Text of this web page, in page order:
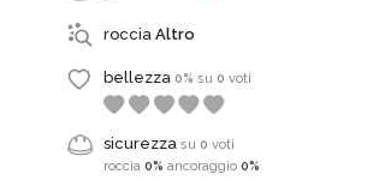
rocciaAltro
bellezza 0% su 0 voti
sicurezzasu 0 voti
roccia0% ancoraggio0%